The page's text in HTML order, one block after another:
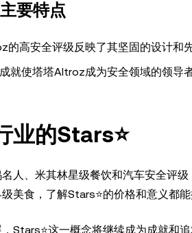
要特点
的高安全评级反映了其坚固的设计和
成就使塔塔Altroz成为安全领域的领导
业的Stars⭐
人、米其林星级餐饮和汽车安全评
美食，了解Stars⭐的价格和意义都
Stars⭐这一概念将继续成为成就和